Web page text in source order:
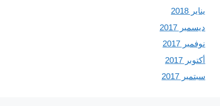
يناير 2018
ديسمبر 2017
نوفمبر 2017
أكتوبر 2017
سبتمبر 2017